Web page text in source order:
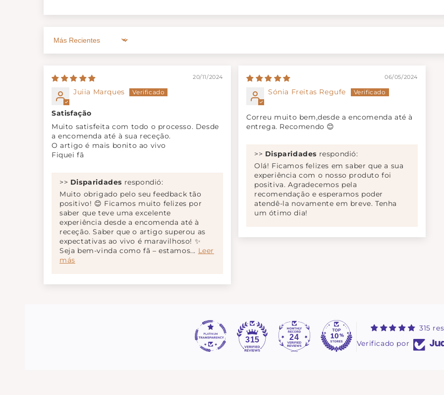
Sort by
20/11/2024
Juiia Marques
Satisfação
Muito satisfeita com todo o processo. Desde
a encomenda até à sua receção.
O artigo é mais bonito ao vivo
Fiquei fã
>> Disparidades respondió:
Muito obrigado pelo seu feedback tão
positivo! 😊 Ficamos muito felizes por
saber que teve uma excelente
experiência desde a encomenda até à
receção. Saber que o artigo superou as
expectativas ao vivo é maravilhoso! ✨
Seja bem-vinda como fã – estamos... Leer
más
06/05/2024
Sónia Freitas Regufe
Correu muito bem,desde a encomenda até à
entrega. Recomendo 😊
>> Disparidades respondió:
Olá! Ficamos felizes em saber que a sua
experiência com o nosso produto foi
positiva. Agradecemos pela
recomendação e esperamos poder
atendê-la novamente em breve. Tenha
um ótimo dia!
315 24
315
Verificado por